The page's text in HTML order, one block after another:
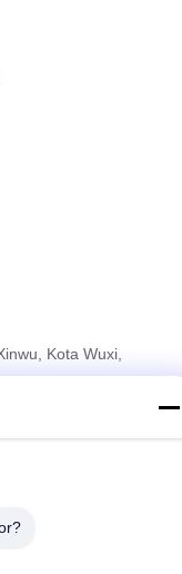
Kota Wuxi,
cipta © 2021-2026